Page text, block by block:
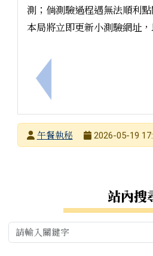
上一筆：本市辦理「
測；倘測驗過程遇無法順利
本局將立即更新小測驗網址
發布者午餐執秘
2026-05-19
站內搜